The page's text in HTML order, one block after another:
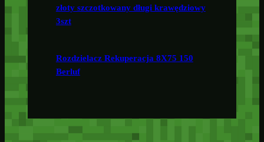
złoty szczotkowany długi krawędziowy
3szt
Rozdzielacz Rekuperacja 8X75 150
Berluf